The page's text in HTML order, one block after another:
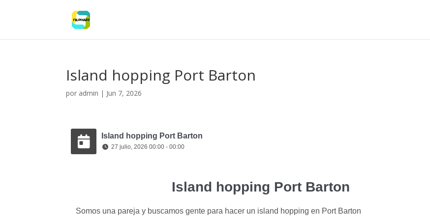
Island hopping Port Barton
por admin | Jun 7, 2026
Island hopping Port Barton
27 julio, 2026 00:00 - 00:00
Island hopping Port Barton
Somos una pareja y buscamos gente para hacer un island hopping en Port Barton